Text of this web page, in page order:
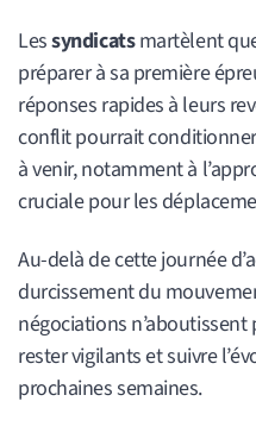
Lessyndicatsmartèlent
préparer à sa première
réponses rapides à leurs
conflit pourrait
à venir, notamment à
cruciale pour les
Au-delà de cette journée
durcissement du
négociations
rester vigilants et suivre
prochaines semaines.